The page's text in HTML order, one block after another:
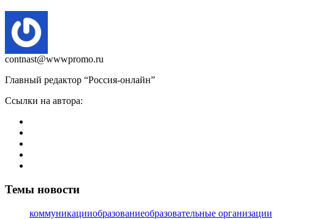
contnast@wwwpromo.ru
Главный редактор “Россия-онлайн”
Ссылки на автора:
Темы новости
коммуникацииобразованиеобразовательные организации